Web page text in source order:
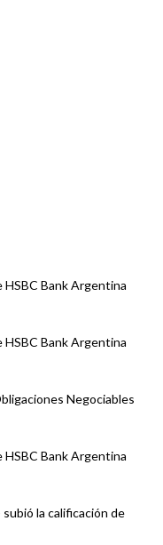
HSBC Bank Argentina
HSBC Bank Argentina
Negociables
HSBC Bank Argentina
la calificación de